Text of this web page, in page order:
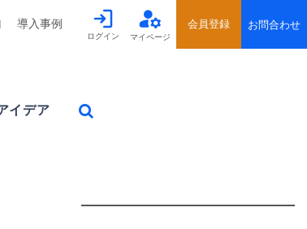
イデア
導入事例
ログイン マイページ